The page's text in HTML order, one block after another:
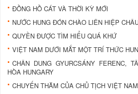
ĐỒNG HỒ CÁT VÀ THỜI KỲ MỚI
NƯỚC HUNG ĐÓN CHÀO LIÊN HIỆP
QUYỀN ĐƯỢC TÌM HIỂU QUÁ KHỨ
VIỆT NAM DƯỚI MẮT MỘT TRÍ THỨC
CHÂN DUNG GYURCSÁNY FERENC,
HÒA HUNGARY
CHUYẾN THĂM CỦA CHỦ TỊCH VIỆT